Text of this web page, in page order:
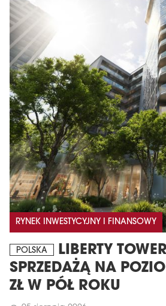
RYNEK INWESTYCYJNY I FINANSOWY
POLSKA
LIBERTY
SPRZEDAŻĄ NA
ZŁ W PÓŁ ROKU